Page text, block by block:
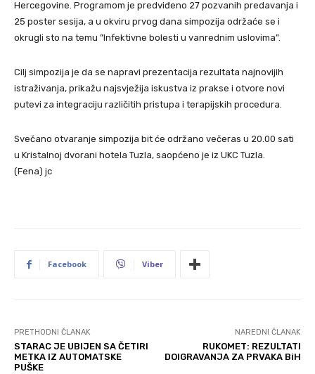
Hercegovine. Programom je predviđeno 27 pozvanih predavanja i
25 poster sesija, a u okviru prvog dana simpozija održaće se i
okrugli sto na temu ”Infektivne bolesti u vanrednim uslovima”.
Cilj simpozija je da se napravi prezentacija rezultata najnovijih
istraživanja, prikažu najsvježija iskustva iz prakse i otvore novi
putevi za integraciju različitih pristupa i terapijskih procedura.
Svečano otvaranje simpozija bit će održano večeras u 20.00 sati
u Kristalnoj dvorani hotela Tuzla, saopćeno je iz UKC Tuzla.
(Fena) jc
Facebook Viber
PRETHODNI ČLANAK
STARAC JE UBIJEN SA ČETIRI
METKA IZ AUTOMATSKE
PUŠKE
NAREDNI ČLANAK
RUKOMET: REZULTATI
DOIGRAVANJA ZA PRVAKA BiH